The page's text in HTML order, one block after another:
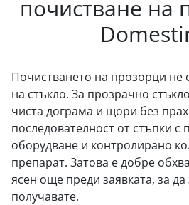
почистване на
Почистването на прозорци не
на стъкло. За прозрачно
чиста дограма и щори без
последователност от стъпки с
оборудване и контролирано
препарат. Затова е добре
ясен още преди заявката, за
получавате.